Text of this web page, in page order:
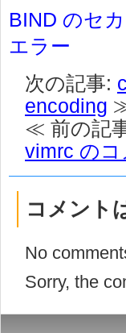
BIND のセ
エラー
次の記事:
encoding
≪ 前の記
vimrc のコ
コメント
No
Sorry, the